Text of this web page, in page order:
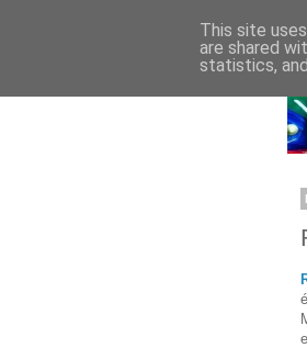
This site
are shared
statistics,